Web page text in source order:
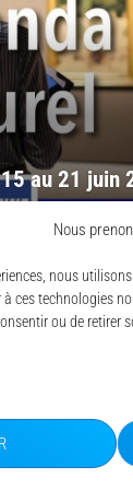
Nous
nous
ces technologies
ou de
au 21 juin
DE